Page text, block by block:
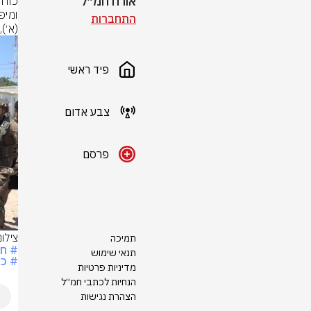
התחברות
פיד ראשי
צבע אדום
פרסם
תמיכה
תנאי שימוש
מדיניות פרטיות
הנחיות לכתבי חמ״ל
הצהרת נגישות
#
#